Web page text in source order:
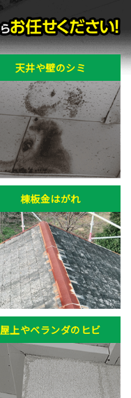
天井や壁のシミ
棟板金はがれ
屋上やベランダのヒビ